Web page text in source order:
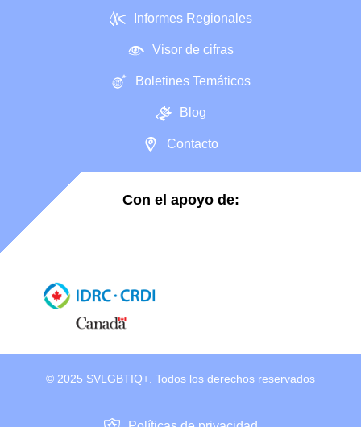
Informes Regionales
Visor de cifras
Boletines Temáticos
Blog
Contacto
Con el apoyo de:
© 2025 SVLGBTIQ+. Todos los derechos reservados